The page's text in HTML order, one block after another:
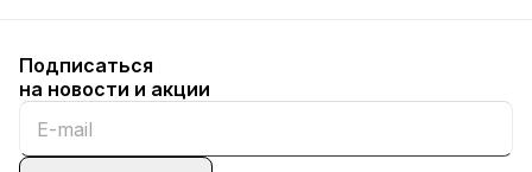
Подписаться
на новости и акции